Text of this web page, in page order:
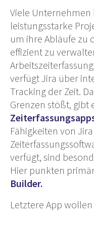
Viele Unternehmen
leistungsstarke
um ihre Abläufe zu
effizient zu
verfügt Jira über
Tracking der Zeit.
Grenzen stößt, gibt
Fähigkeiten von
verfügt, sind
Hier punkten
Builder.
Letztere App